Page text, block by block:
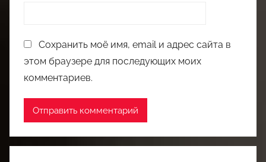
Сохранить моё имя, email и адрес сайта в
этом браузере для последующих моих
комментариев.